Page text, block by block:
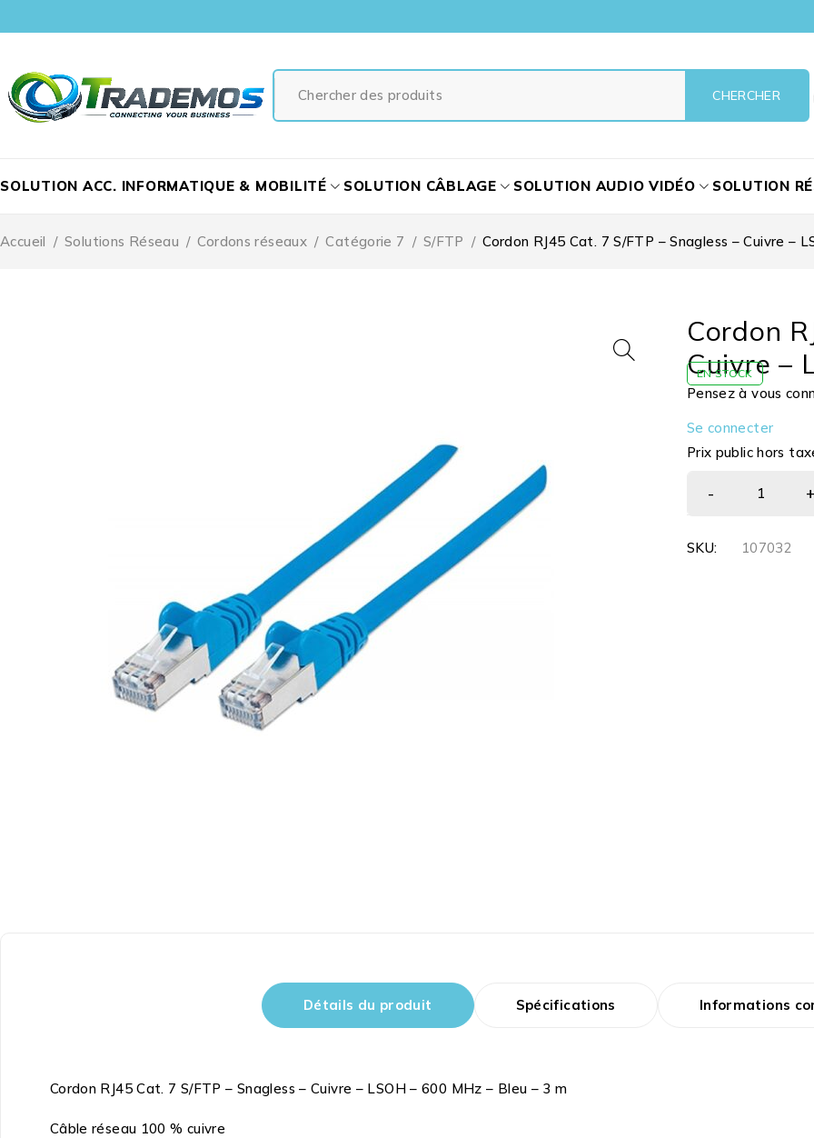
SOLUTION ACC. INFORMATIQUE & MOBILITÉ SOLUTION CÂBLAGE SOLUTION AUDIO VIDÉO SOLUTION
Accueil / Solutions Réseau / Cordons réseaux / Catégorie 7 / S/FTP / Cordon RJ45 Cat. 7 S/FTP – Snagless – Cuivre –
Cordon
Cuivre –
EN STOCK
Pensez à vous
Se connecter
Prix public hors
SKU: 107032
Détails du produit Spécifications Informations
Cordon RJ45 Cat. 7 S/FTP – Snagless – Cuivre – LSOH – 600 MHz – Bleu – 3 m
Câble réseau 100 % cuivre